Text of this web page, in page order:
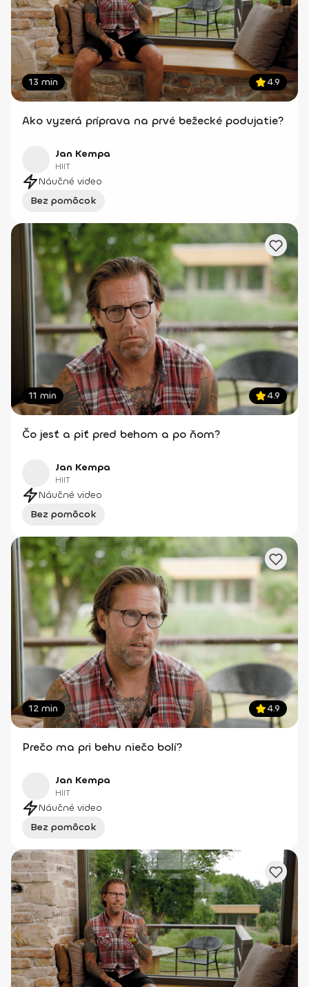
13 min 4.9
Ako vyzerá príprava na prvé bežecké podujatie?
Jan Kempa
HIIT
Náučné video
Bez pomôcok
11 min 4.9
Čo jesť a piť pred behom a po ňom?
Jan Kempa
HIIT
Náučné video
Bez pomôcok
12 min 4.9
Prečo ma pri behu niečo bolí?
Jan Kempa
HIIT
Náučné video
Bez pomôcok